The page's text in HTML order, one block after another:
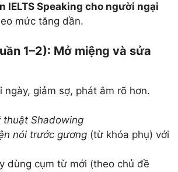
IELTS Speaking cho người ngại
mức tăng dần.
1–2): Mở miệng và sửa
ngày, giảm sợ, phát âm rõ hơn.
thuật Shadowing
nói trước gương (từ khóa phụ) với
dùng cụm từ mới (theo chủ đề